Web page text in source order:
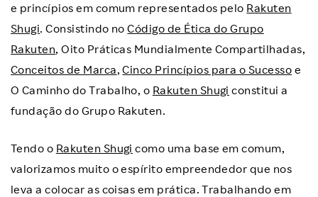
e princípios em comum representados pelo Rakuten
Shugi. Consistindo noCódigo de Ética do Grupo
Rakuten, Oito Práticas Mundialmente Compartilhadas,
Conceitos de Marca,Cinco Princípios para o Sucesso e
O Caminho do Trabalho, o Rakuten Shugi constitui a
fundação do Grupo Rakuten.
Tendo o Rakuten Shugi como uma base em comum,
valorizamos muito o espírito empreendedor que nos
leva a colocar as coisas em prática. Trabalhando em